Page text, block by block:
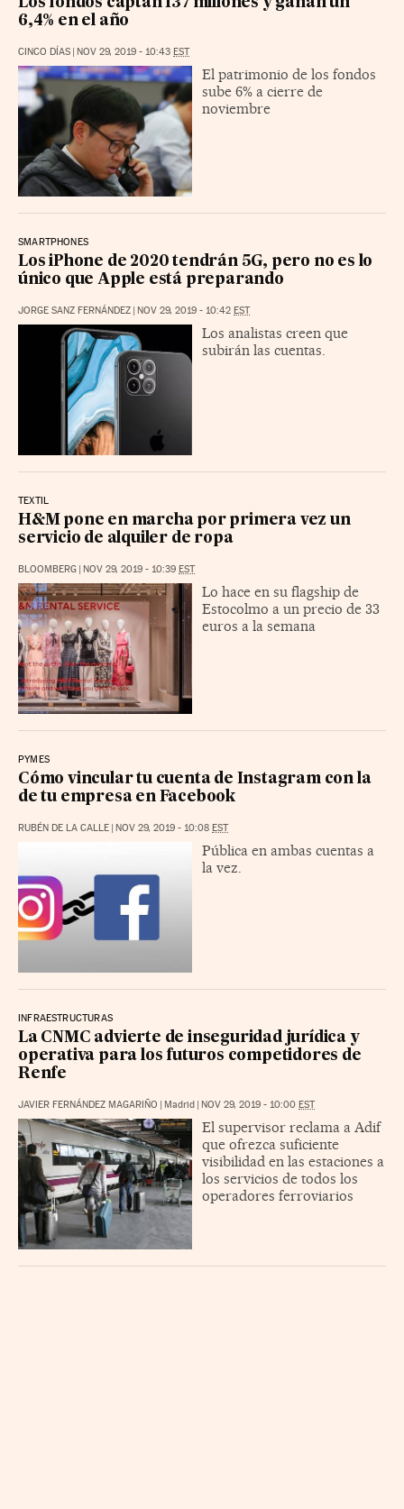
Los fondos captan 137 millones y ganan un
6,4% en el año
CINCO DÍAS NOV 29, 2019 - 10:43 EST
El patrimonio de los fondos
sube 6% a cierre de
noviembre
SMARTPHONES
Los iPhone de 2020 tendrán 5G, pero no es lo
único que Apple está preparando
JORGE SANZ FERNÁNDEZ NOV 29, 2019 - 10:42 EST
Los analistas creen que
subirán las cuentas.
TEXTIL
H&M pone en marcha por primera vez un
servicio de alquiler de ropa
BLOOMBERG NOV 29, 2019 - 10:39 EST
Lo hace en su flagship de
Estocolmo a un precio de 33
euros a la semana
PYMES
Cómo vincular tu cuenta de Instagram con la
de tu empresa en Facebook
RUBÉN DE LA CALLE NOV 29, 2019 - 10:08 EST
Pública en ambas cuentas a
la vez.
INFRAESTRUCTURAS
La CNMC advierte de inseguridad jurídica y
operativa para los futuros competidores de
Renfe
JAVIER FERNÁNDEZ MAGARIÑO Madrid NOV 29, 2019 - 10:00 EST
El supervisor reclama a Adif
que ofrezca suficiente
visibilidad en las estaciones a
los servicios de todos los
operadores ferroviarios